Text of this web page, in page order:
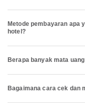
Metode pembayaran apa
hotel?
Berapa banyak mata
Bagaimana cara cek dan